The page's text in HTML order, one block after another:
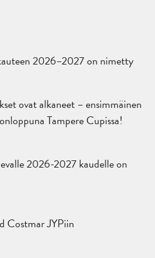
2026–2027 on nimetty
ovat alkaneet – ensimmäinen
Tampere Cupissa!
2026-2027 kaudelle on
Costmar JYPiin